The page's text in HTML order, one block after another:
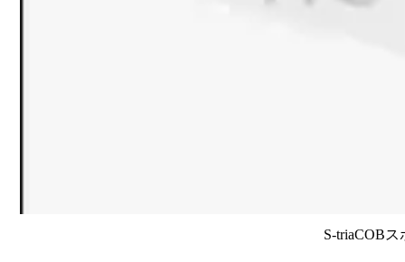
S-triaCOB